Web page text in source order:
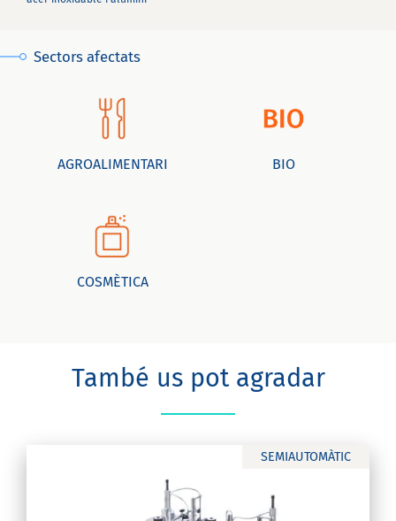
Sectors afectats
AGROALIMENTARI BIO
COSMÈTICA
També us pot agradar
SEMIAUTOMÀTIC